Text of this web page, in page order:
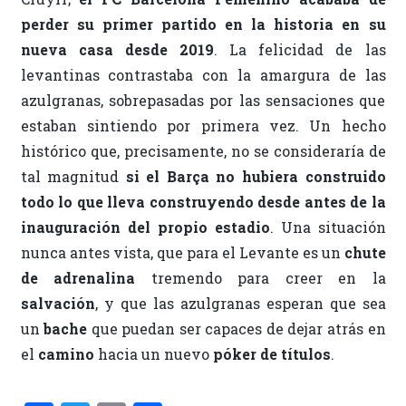
perder su primer partido en la historia en su
nueva casa desde 2019. La felicidad de las
levantinas contrastaba con la amargura de las
azulgranas, sobrepasadas por las sensaciones que
estaban sintiendo por primera vez. Un hecho
histórico que, precisamente, no se consideraría de
tal magnitud si el Barça no hubiera construido
todo lo que lleva construyendo desde antes de la
inauguración del propio estadio. Una situación
nunca antes vista, que para el Levante es un chute
de adrenalina tremendo para creer en la
salvación, y que las azulgranas esperan que sea
unbache que puedan ser capaces de dejar atrás en
el camino hacia un nuevo póker de títulos.